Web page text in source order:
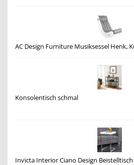
AC Design Furniture Musiksessel Henk,
Konsolentisch schmal
Invicta Interior Ciano Design